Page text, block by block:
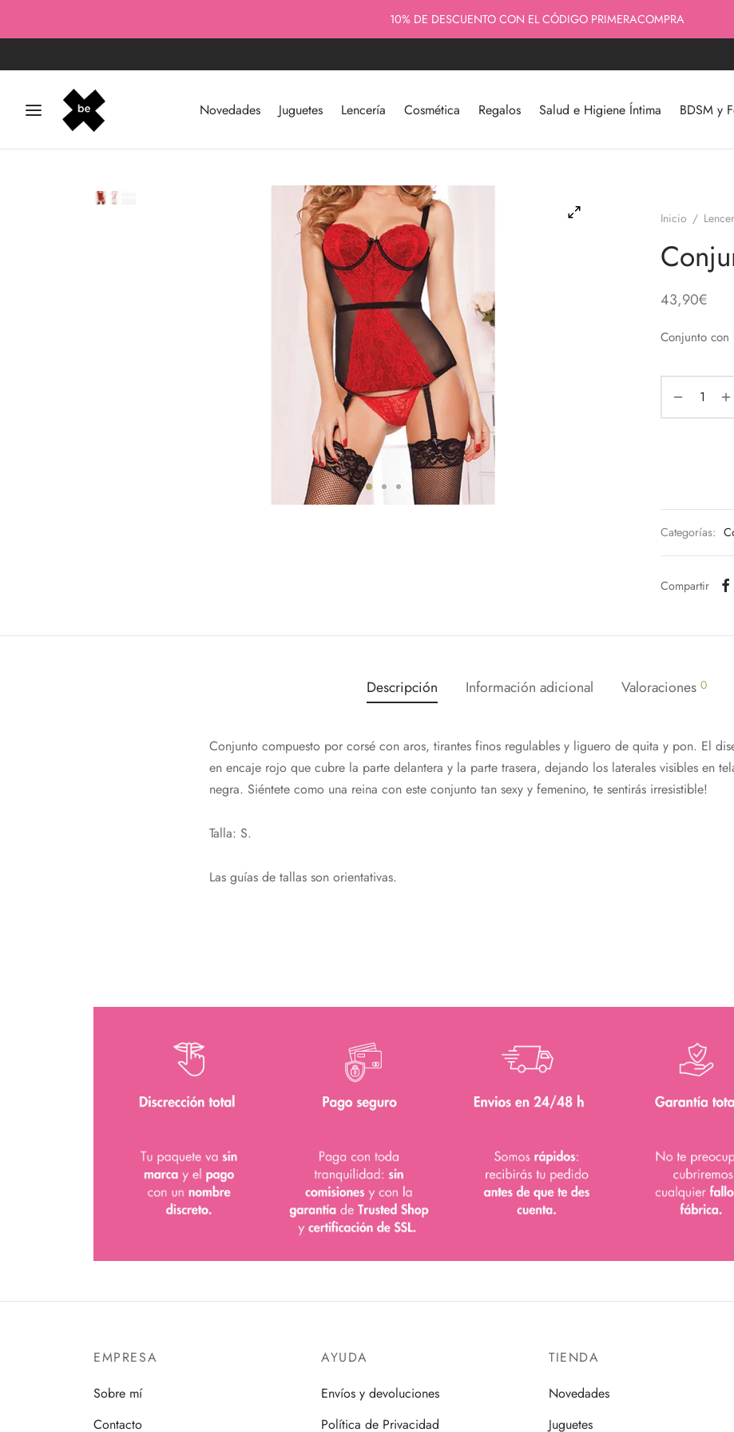
10% DE DESCUENTO CON EL CÓDIGO PRIMERACOMPRA
Novedades Juguetes Lencería Cosmética Regalos Salud e Higiene Íntima BDSM y
Inicio /
43,90€
Conjunto
Categorías:
Compartir
Descripción Información adicional Valoraciones 0
Conjunto compuesto por corsé con aros, tirantes finos regulables y liguero de quita y pon. El
en encaje rojo que cubre la parte delantera y la parte trasera, dejando los laterales visibles en
negra. Siéntete como una reina con este conjunto tan sexy y femenino, te sentirás irresistible!
Talla: S.
Las guías de tallas son orientativas.
EMPRESA
Sobre mí
Contacto
AYUDA
Envíos y devoluciones
Política de Privacidad
TIENDA
Novedades
Juguetes